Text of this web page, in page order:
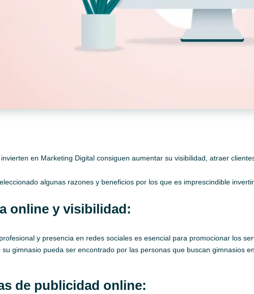
en Marketing Digital consiguen aumentar su visibilidad, atraer
algunas razones y beneficios por los que es imprescindible
online y visibilidad:
y presencia en redes sociales es esencial para promocionar los
gimnasio pueda ser encontrado por las personas que buscan gimnasios
de publicidad online: